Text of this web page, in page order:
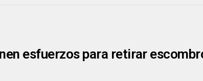
esfuerzos para retirar